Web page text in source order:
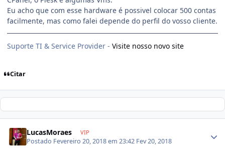
Eu acho que com esse hardware é possivel colocar 500 contas
facilmente, mas como falei depende do perfil do vosso cliente.
Suporte TI & Service Provider - Visite nosso novo site
Citar
LucasMoraes VIP
Postado Fevereiro 20, 2018 em 23:42 Fev 20, 2018